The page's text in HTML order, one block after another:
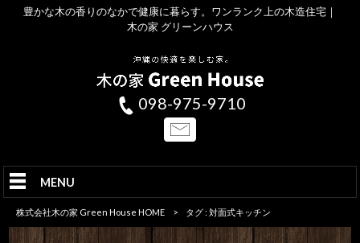
豊かな木の香りのなかで健康に暮らす。ワンランク上の木造住宅｜
木の家 グリーンハウス
098-975-9710
MENU
株式会社木の家 Green House HOME > タグ : 対面式キッチン